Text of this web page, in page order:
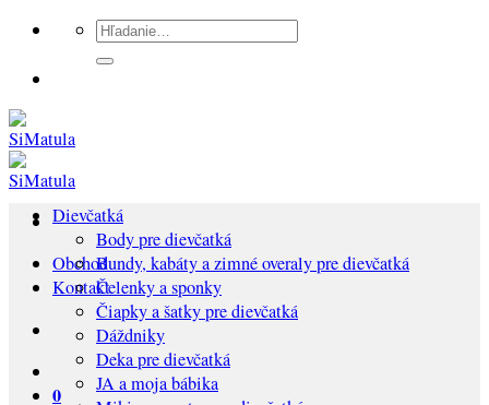
Preskočiť
obsah
Hľadať:
Obchod
Kontakt
0
Dievčatká
Body pre dievčatká
Bundy, kabáty a zimné overaly pre dievčatká
Čelenky a sponky
Čiapky a šatky pre dievčatká
Dáždniky
Deka pre dievčatká
JA a moja bábika